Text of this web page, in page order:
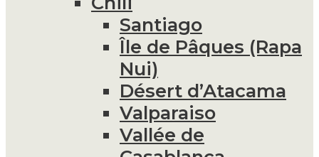
Santiago
Île de Pâques (Rapa
Nui)
Désert d’Atacama
Valparaiso
Vallée de